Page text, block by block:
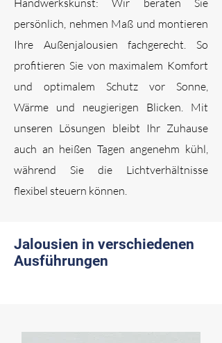
Handwerkskunst: Wir beraten Sie
persönlich, nehmen Maß und montieren
Ihre Außenjalousien fachgerecht. So
profitieren Sie von maximalem Komfort
und optimalem Schutz vor Sonne,
Wärme und neugierigen Blicken. Mit
unseren Lösungen bleibt Ihr Zuhause
auch an heißen Tagen angenehm kühl,
während Sie die Lichtverhältnisse
flexibel steuern können.
Jalousien in verschiedenen
Ausführungen